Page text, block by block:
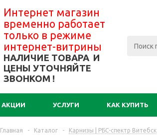
Интернет магазин
временно работает
только в режиме
интернет-витрины
НАЛИЧИЕ ТОВАРА И
ЦЕНЫ УТОЧНЯЙТЕ
ЗВОНКОМ !
АКЦИИ УСЛУГИ КАК КУПИТЬ
Главная - Каталог - Карнизы | РБС-спектр Витебск